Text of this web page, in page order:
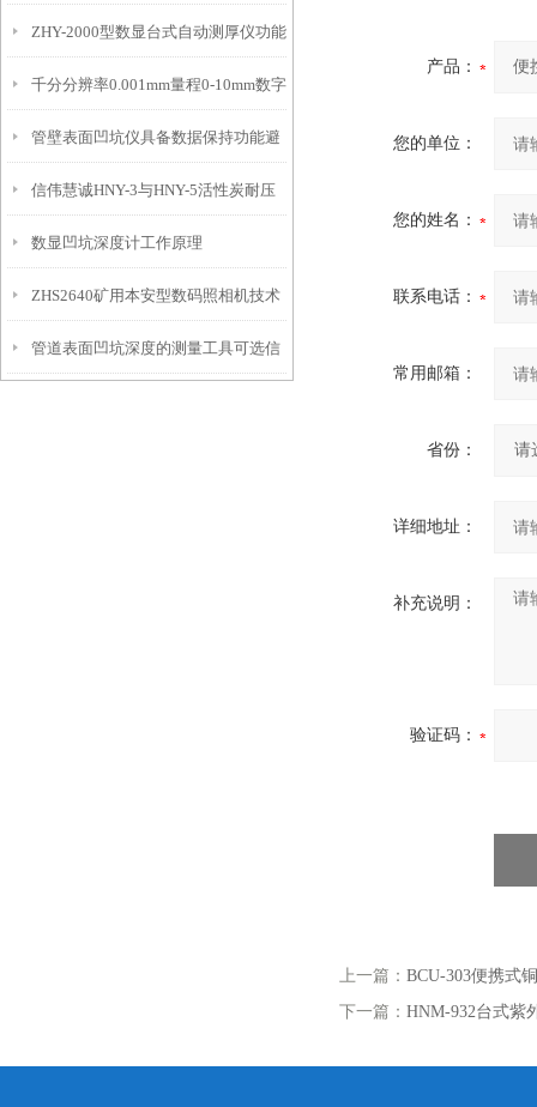
IP54级表头分辨率0.01mm量程
10mm！
ZHY-2000型数显台式自动测厚仪功能
特点
千分分辨率0.001mm量程0-10mm数字
埋头度仪技术参数！
管壁表面凹坑仪具备数据保持功能避
免测试过程中测针移动导致数据变动
信伟慧诚HNY-3与HNY-5活性炭耐压
强度测定仪技术参数！
数显凹坑深度计工作原理
ZHS2640矿用本安型数码照相机技术
参数！
管道表面凹坑深度的测量工具可选信
产品：
您的单位：
您的姓名：
联系电话：
常用邮箱：
省份：
详细地址：
补充说明：
验证码：
上一篇： BCU-303便携式
下一篇： HNM-932台式紫